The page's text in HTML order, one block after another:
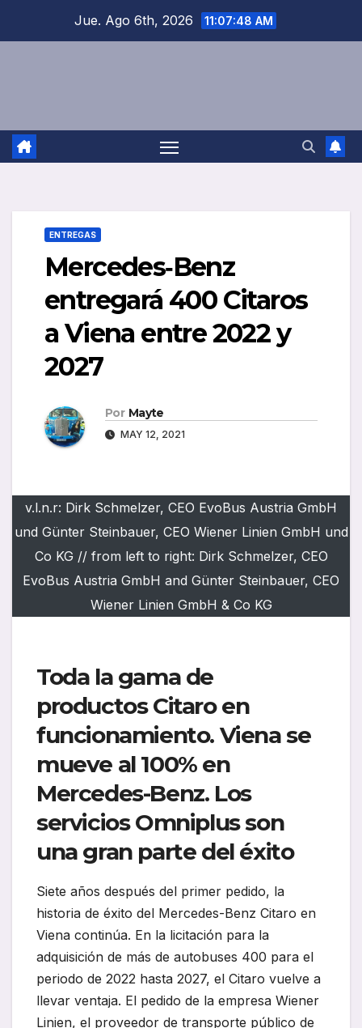
Jue. Ago 6th, 2026 11:07:48 AM
ENTREGAS
Mercedes‑Benz
entregará 400 Citaros
a Viena entre 2022 y
2027
Por Mayte
MAY 12, 2021
v.l.n.r: Dirk Schmelzer, CEO EvoBus Austria GmbH
und Günter Steinbauer, CEO Wiener Linien GmbH und
Co KG // from left to right: Dirk Schmelzer, CEO
EvoBus Austria GmbH and Günter Steinbauer, CEO
Wiener Linien GmbH & Co KG
Toda la gama de
productos Citaro en
funcionamiento. Viena se
mueve al 100% en
Mercedes-Benz. Los
servicios Omniplus son
una gran parte del éxito
Siete años después del primer pedido, la
historia de éxito del Mercedes-Benz Citaro en
Viena continúa. En la licitación para la
adquisición de más de autobuses 400 para el
periodo de 2022 hasta 2027, el Citaro vuelve a
llevar ventaja. El pedido de la empresa Wiener
Linien, el proveedor de transporte público de